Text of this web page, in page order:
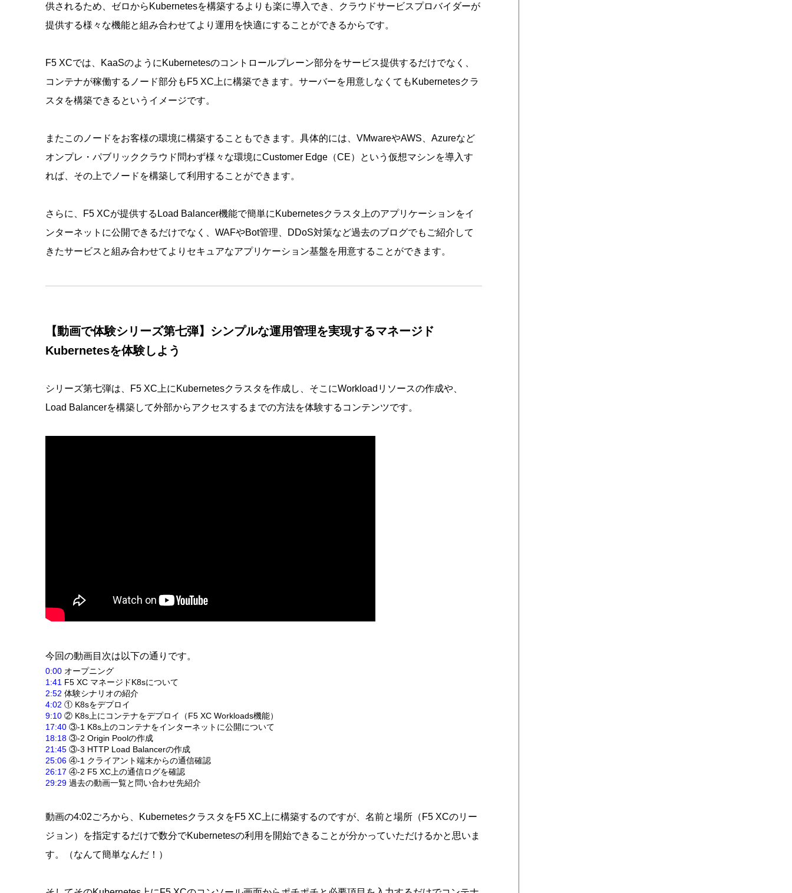
供されるため、ゼロからKubernetesを構築するよりも楽に導入でき、クラウドサービスプロバイダーが
提供する様々な機能と組み合わせてより運用を快適にすることができるからです。
F5 XCでは、KaaSのようにKubernetesのコントロールプレーン部分をサービス提供するだけでなく、
コンテナが稼働するノード部分もF5 XC上に構築できます。サーバーを用意しなくてもKubernetesクラ
スタを構築できるというイメージです。
またこのノードをお客様の環境に構築することもできます。具体的には、VMwareやAWS、Azureなど
オンプレ・パブリッククラウド問わず様々な環境にCustomer Edge（CE）という仮想マシンを導入す
れば、その上でノードを構築して利用することができます。
さらに、F5 XCが提供するLoad Balancer機能で簡単にKubernetesクラスタ上のアプリケーションをイ
ンターネットに公開できるだけでなく、WAFやBot管理、DDoS対策など過去のブログでもご紹介して
きたサービスと組み合わせてよりセキュアなアプリケーション基盤を用意することができます。
【動画で体験シリーズ第七弾】シンプルな運用管理を実現するマネージド
Kubernetesを体験しよう
シリーズ第七弾は、F5 XC上にKubernetesクラスタを作成し、そこにWorkloadリソースの作成や、
Load Balancerを構築して外部からアクセスするまでの方法を体験するコンテンツです。
今回の動画目次は以下の通りです。
0:00 オープニング
1:41 F5 XC マネージドK8sについて
2:52 体験シナリオの紹介
4:02 ① K8sをデプロイ
9:10 ② K8s上にコンテナをデプロイ（F5 XC Workloads機能）
17:40 ③-1 K8s上のコンテナをインターネットに公開について
18:18 ③-2 Origin Poolの作成
21:45 ③-3 HTTP Load Balancerの作成
25:06 ④-1 クライアント端末からの通信確認
26:17 ④-2 F5 XC上の通信ログを確認
29:29 過去の動画一覧と問い合わせ先紹介
動画の4:02ごろから、KubernetesクラスタをF5 XC上に構築するのですが、名前と場所（F5 XCのリー
ジョン）を指定するだけで数分でKubernetesの利用を開始できることが分かっていただけるかと思いま
す。（なんて簡単なんだ！）